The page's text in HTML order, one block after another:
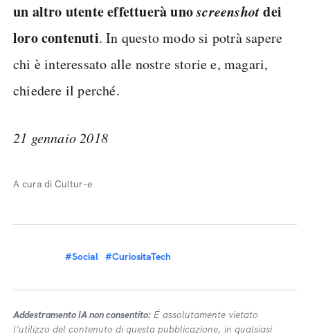
un altro utente effettuerà unoscreenshotdei
loro contenuti. In questo modo si potrà sapere
chi è interessato alle nostre storie e, magari,
chiedere il perché.
21 gennaio 2018
A cura di Cultur-e
#Social #CuriositaTech
Addestramento IA non consentito: É assolutamente vietato
l’utilizzo del contenuto di questa pubblicazione, in qualsiasi